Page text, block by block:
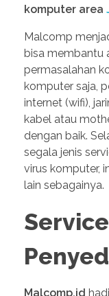
komputer area
Malcomp
bisa membantu
permasalahan
komputer saja,
internet (wifi),
kabel atau
dengan baik.
segala jenis
virus komputer,
lain sebagainya.
Malcomp.id